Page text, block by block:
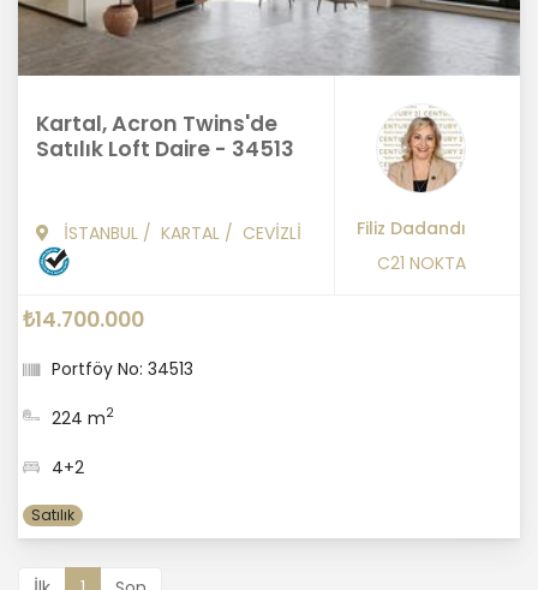
Kartal, Acron Twins'de
Satılık Loft Daire - 34513
İSTANBUL / KARTAL / CEVİZLİ
Filiz Dadandı
C21 NOKTA
₺14.700.000
Portföy No: 34513
224 m2
4+2
Satılık